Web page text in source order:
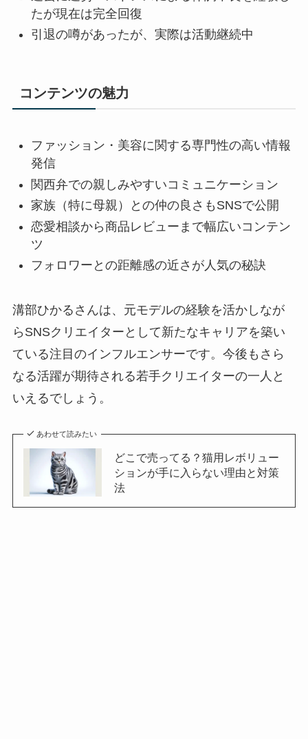
たが現在は完全回復
引退の噂があったが、実際は活動継続中
コンテンツの魅力
ファッション・美容に関する専門性の高い情報
発信
関西弁での親しみやすいコミュニケーション
家族（特に母親）との仲の良さもSNSで公開
恋愛相談から商品レビューまで幅広いコンテン
ツ
フォロワーとの距離感の近さが人気の秘訣
溝部ひかるさんは、元モデルの経験を活かしなが
らSNSクリエイターとして新たなキャリアを築い
ている注目のインフルエンサーです。今後もさら
なる活躍が期待される若手クリエイターの一人と
いえるでしょう。
あわせて読みたい
どこで売ってる？猫用レボリュー
ションが手に入らない理由と対策
法